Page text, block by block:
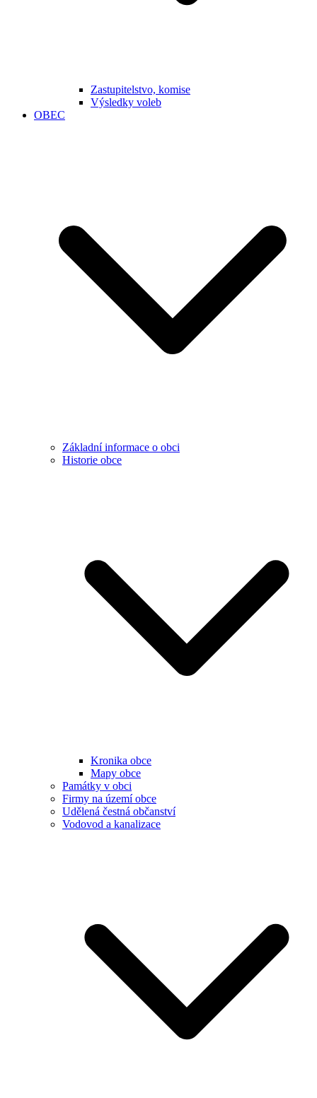
Zastupitelstvo, komise
Výsledky voleb
OBEC
Základní informace o obci
Historie obce
Kronika obce
Mapy obce
Památky v obci
Firmy na území obce
Udělená čestná občanství
Vodovod a kanalizace